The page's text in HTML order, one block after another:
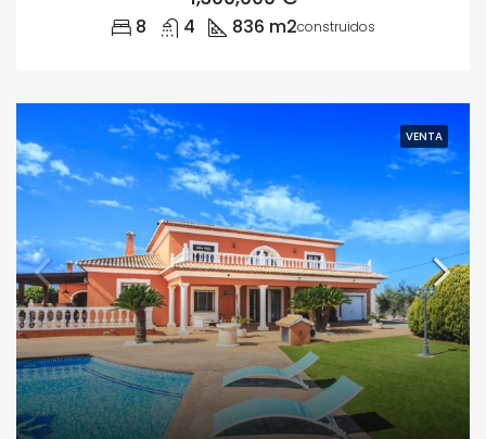
8 4 836 m2construidos
VENTA